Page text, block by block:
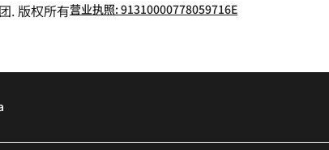
. 版权所有营业执照: 91310000778059716E